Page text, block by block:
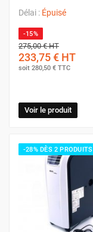
Délai : Épuisé
-15%
275,00 €HT
233,75 € HT
soit 280,50 € TTC
Voir le produit